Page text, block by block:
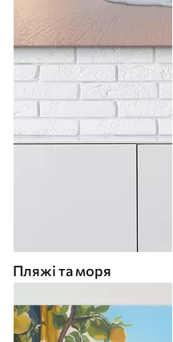
Пляжі та моря